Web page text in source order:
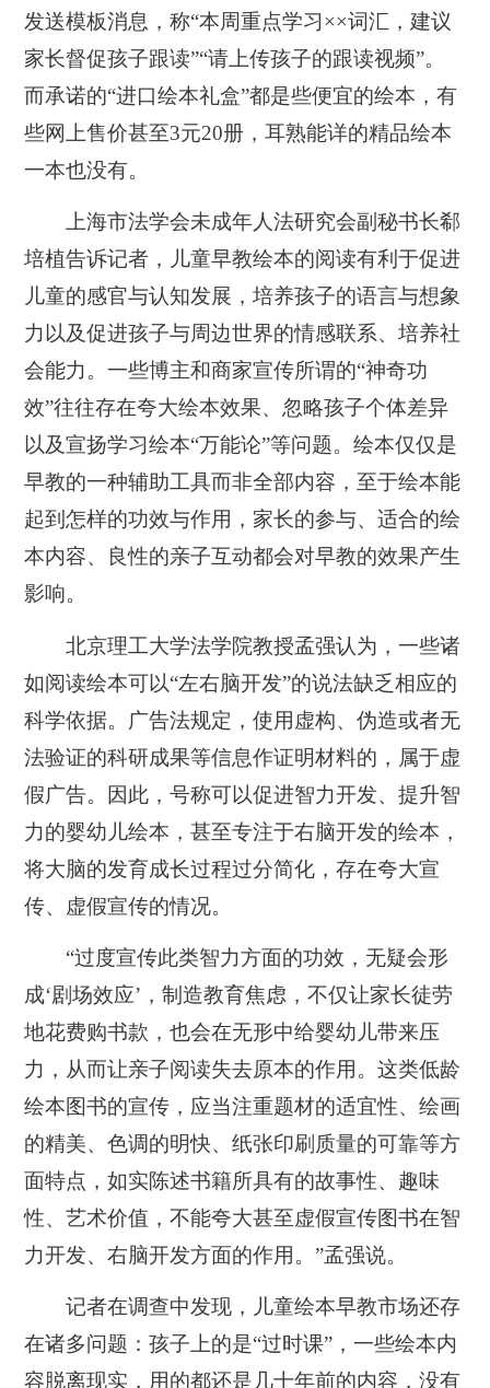
发送模板消息，称“本周重点学习××词汇，建议
家长督促孩子跟读”“请上传孩子的跟读视频”。
而承诺的“进口绘本礼盒”都是些便宜的绘本，有
些网上售价甚至3元20册，耳熟能详的精品绘本
一本也没有。
上海市法学会未成年人法研究会副秘书长郗
培植告诉记者，儿童早教绘本的阅读有利于促进
儿童的感官与认知发展，培养孩子的语言与想象
力以及促进孩子与周边世界的情感联系、培养社
会能力。一些博主和商家宣传所谓的“神奇功
效”往往存在夸大绘本效果、忽略孩子个体差异
以及宣扬学习绘本“万能论”等问题。绘本仅仅是
早教的一种辅助工具而非全部内容，至于绘本能
起到怎样的功效与作用，家长的参与、适合的绘
本内容、良性的亲子互动都会对早教的效果产生
影响。
北京理工大学法学院教授孟强认为，一些诸
如阅读绘本可以“左右脑开发”的说法缺乏相应的
科学依据。广告法规定，使用虚构、伪造或者无
法验证的科研成果等信息作证明材料的，属于虚
假广告。因此，号称可以促进智力开发、提升智
力的婴幼儿绘本，甚至专注于右脑开发的绘本，
将大脑的发育成长过程过分简化，存在夸大宣
传、虚假宣传的情况。
“过度宣传此类智力方面的功效，无疑会形
成‘剧场效应’，制造教育焦虑，不仅让家长徒劳
地花费购书款，也会在无形中给婴幼儿带来压
力，从而让亲子阅读失去原本的作用。这类低龄
绘本图书的宣传，应当注重题材的适宜性、绘画
的精美、色调的明快、纸张印刷质量的可靠等方
面特点，如实陈述书籍所具有的故事性、趣味
性、艺术价值，不能夸大甚至虚假宣传图书在智
力开发、右脑开发方面的作用。”孟强说。
记者在调查中发现，儿童绘本早教市场还存
在诸多问题：孩子上的是“过时课”，一些绘本内
容脱离现实，用的都还是几十年前的内容，没有